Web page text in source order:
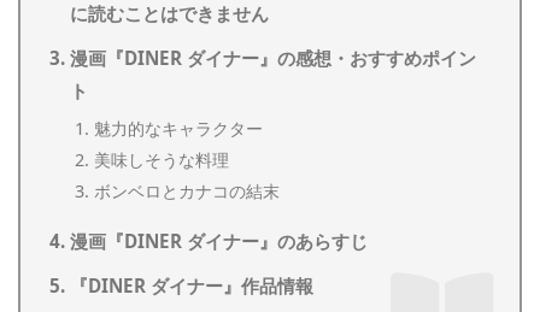
に読むことはできません
漫画『DINER ダイナー』の感想・おすすめポイン
ト
魅力的なキャラクター
美味しそうな料理
ボンベロとカナコの結末
漫画『DINER ダイナー』のあらすじ
『DINER ダイナー』作品情報